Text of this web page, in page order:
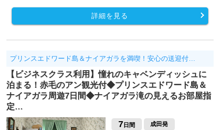
詳細を見る
プリンスエドワード島＆ナイアガラを満喫！安心の送迎付…
【ビジネスクラス利用】憧れのキャベンディッシュに
泊まる！赤毛のアン観光付◆プリンスエドワード島＆
ナイアガラ周遊7日間◆ナイアガラ滝の見えるお部屋指
定…
7 日間 成田発